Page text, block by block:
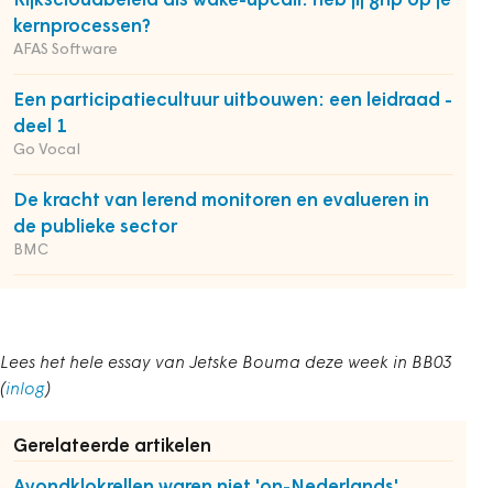
kernprocessen?
AFAS Software
Een participatiecultuur uitbouwen: een leidraad -
deel 1
Go Vocal
De kracht van lerend monitoren en evalueren in
de publieke sector
BMC
Lees het hele essay van Jetske Bouma deze week in BB03
(inlog)
Gerelateerde artikelen